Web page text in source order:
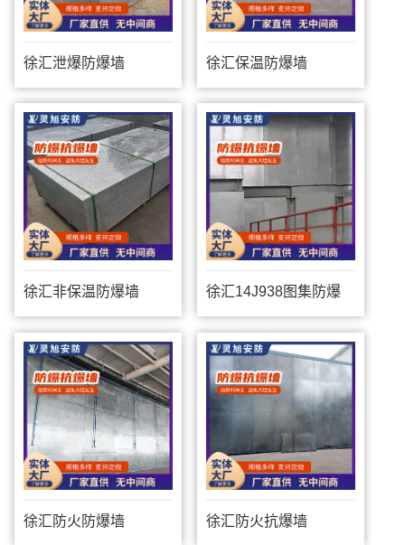
徐汇泄爆防爆墙 徐汇保温防爆墙
徐汇非保温防爆墙 徐汇14J938图集防爆
墙
徐汇防火防爆墙 徐汇防火抗爆墙